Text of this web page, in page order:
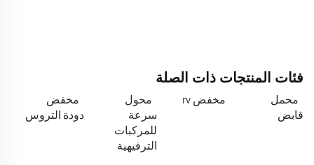
فئات المنتجات ذات الصلة
محمل
قابض
مخفض rv
محول
سرعة
للمركبات
الترفيهية
مخفض
دودة التروس